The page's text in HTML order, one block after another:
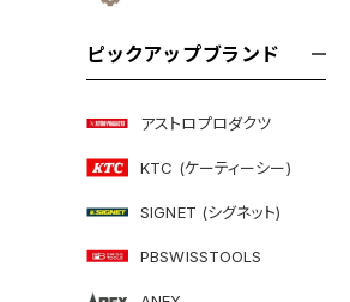
ピックアップブランド
アストロプロダクツ
KTC (ケーティーシー)
SIGNET (シグネット)
PBSWISSTOOLS